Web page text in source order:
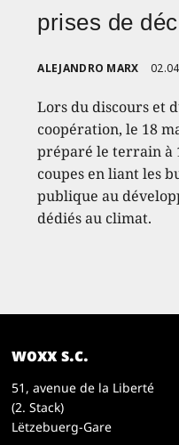
prises de
ALEJANDRO MARX
Lors du discours et
coopération, le 18
préparé le terrain à
coupes en liant les
publique au
dédiés au climat.
woxx s.c.
51, avenue de la Liberté
(2. Stack)
Lëtzebuerg-Gare